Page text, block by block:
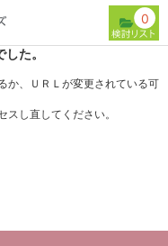
0
た。
か、ＵＲＬが変更されている可
し直してください。